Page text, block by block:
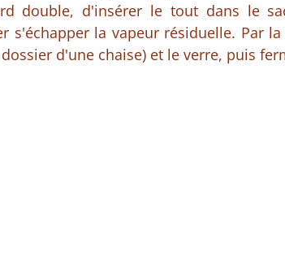
double, d'insérer le tout dans le
s'échapper la vapeur résiduelle. Par
d'une chaise) et le verre, puis